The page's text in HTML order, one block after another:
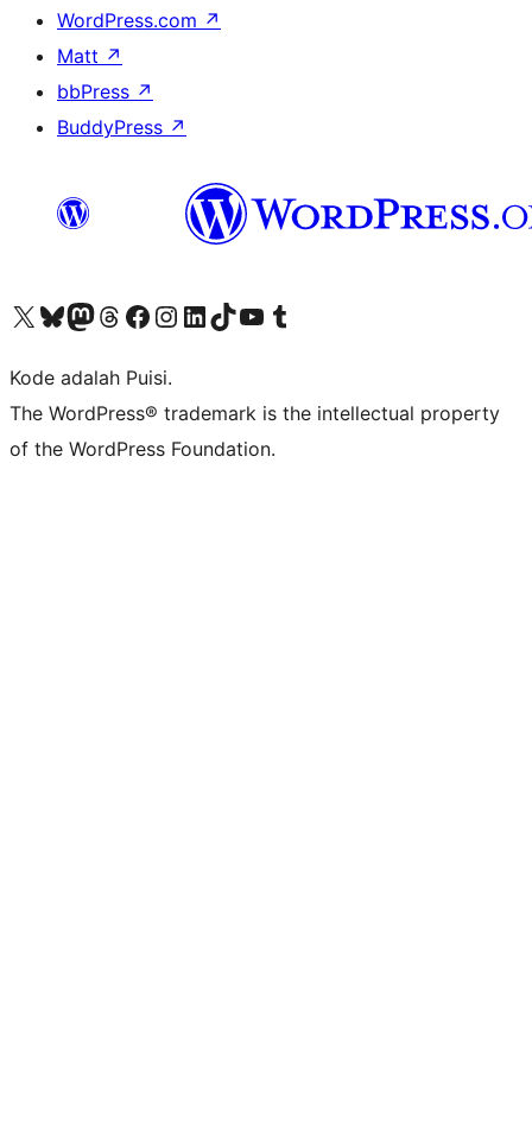
WordPress.com ↗
Matt ↗
bbPress ↗
BuddyPress ↗
Kunjungi akun X (sebelumnya Twitter) kamiVisit our Bluesky account
Kunjungi akun Mastodon kami
Visit our Threads account
Kunjungi halaman Facebook kamiKunjungi akun Instagram kamiKunjungi akun LinkedIn kami
Visit our TikTok account
Kunjungi channel YouTube kamiVisit our Tumblr account
Kode adalah Puisi.
The WordPress® trademark is the intellectual property
of the WordPress Foundation.